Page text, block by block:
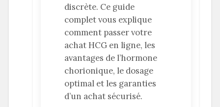
discrète. Ce guide
complet vous explique
comment passer votre
achat HCG en ligne, les
avantages de l’hormone
chorionique, le dosage
optimal et les garanties
d’un achat sécurisé.